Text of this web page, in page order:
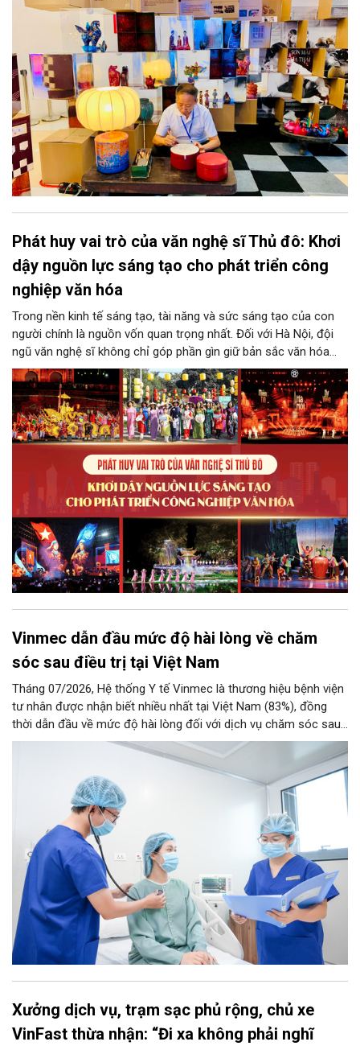
khơi thông mạch ngầm của hệ sinh thái thủ công, biến vốn cổ
thành động lực bền vững cho tương lai.
Phát huy vai trò của văn nghệ sĩ Thủ đô: Khơi
dậy nguồn lực sáng tạo cho phát triển công
nghiệp văn hóa
Trong nền kinh tế sáng tạo, tài năng và sức sáng tạo của con
người chính là nguồn vốn quan trọng nhất. Đối với Hà Nội, đội
ngũ văn nghệ sĩ không chỉ góp phần gìn giữ bản sắc văn hóa
mà còn giữ vai trò trung tâm trong quá trình hình thành các sản
phẩm công nghiệp văn hóa có giá trị. Khơi dậy, phát huy và tạo
điều kiện để nguồn lực sáng tạo ấy phát triển sẽ là “chìa khóa”
để Hà Nội khai thác hiệu quả tiềm năng văn hóa, nâng cao năng
lực cạnh tranh và khẳng định vị thế của một trung tâm sáng tạo
trong kỷ nguyên mới.
Vinmec dẫn đầu mức độ hài lòng về chăm
sóc sau điều trị tại Việt Nam
Tháng 07/2026, Hệ thống Y tế Vinmec là thương hiệu bệnh viện
tư nhân được nhận biết nhiều nhất tại Việt Nam (83%), đồng
thời dẫn đầu về mức độ hài lòng đối với dịch vụ chăm sóc sau
điều trị.
Xưởng dịch vụ, trạm sạc phủ rộng, chủ xe
VinFast thừa nhận: “Đi xa không phải nghĩ